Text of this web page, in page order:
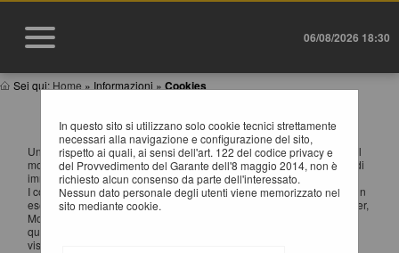
06/08/2026 18:30
Sei qui: Home » Informazioni » Cookies
In questo sito si utilizzano solo cookie tecnici strettamente
necessari alla navigazione e configurazione del sito,
rispetto ai quali, ai sensi dell'art. 122 del codice privacy e
del Provvedimento del Garante dell'8 maggio 2014, non è
richiesto alcun consenso da parte dell'interessato.
Nessun dato personale degli utenti viene memorizzato nel
sito mediante cookie.
INFORMATIVA SUI COOKIES
Un "cookie" è un piccolo file di testo creato sul computer dell'utente al
momento in cui questo accede ad un determinato sito, con lo scopo di
immagazzinare e trasportare informazioni.
I cookie sono inviati da un server web (che è il computer sul quale è in
esecuzione il sito web visitato) al browser dell'utente (Internet Explorer,
Mozilla Firefox, Google Chrome, ecc.) e memorizzati sul computer di
quest'ultimo; vengono, quindi, re-inviati al sito web al momento delle
visite successive.